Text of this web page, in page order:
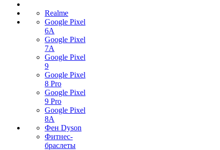
Realme
Google Pixel
6A
Google Pixel
7А
Google Pixel
9
Google Pixel
8 Pro
Google Pixel
9 Pro
Google Pixel
8A
Фен Dyson
Фитнес-
браслеты